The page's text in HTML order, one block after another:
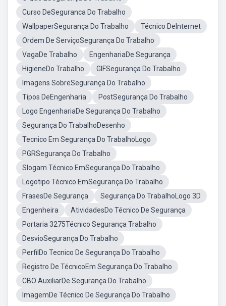
Curso DeSeguranca Do Trabalho
WallpaperSegurança Do Trabalho
Técnico DeInternet
Ordem De ServiçoSegurança Do Trabalho
VagaDe Trabalho
EngenhariaDe Segurança
HigieneDo Trabalho
GIFSegurança Do Trabalho
Imagens SobreSegurança Do Trabalho
Tipos DeEngenharia
PostSegurança Do Trabalho
Logo EngenhariaDe Segurança Do Trabalho
Segurança Do TrabalhoDesenho
Tecnico Em Segurança Do TrabalhoLogo
PGRSegurança Do Trabalho
Slogam Técnico EmSegurança Do Trabalho
Logotipo Técnico EmSegurança Do Trabalho
FrasesDe Segurança
Segurança Do TrabalhoLogo 3D
Engenheira
AtividadesDo Técnico De Segurança
Portaria 3275Técnico Segurança Trabalho
DesvioSegurança Do Trabalho
PerfilDo Tecnico De Segurança Do Trabalho
Registro De TécnicoEm Segurança Do Trabalho
CBO AuxiliarDe Segurança Do Trabalho
ImagemDe Técnico De Segurança Do Trabalho